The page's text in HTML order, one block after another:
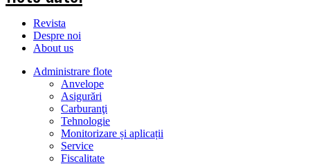
Revista
Despre noi
About us
Administrare flote
Anvelope
Asigurări
Carburanţi
Tehnologie
Monitorizare și aplicații
Service
Fiscalitate